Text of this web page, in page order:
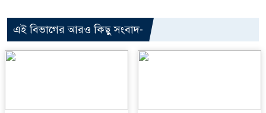
এই বিভাগের আরও কিছু সংবাদ-